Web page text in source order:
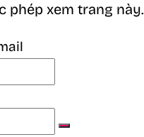
phép xem trang này.